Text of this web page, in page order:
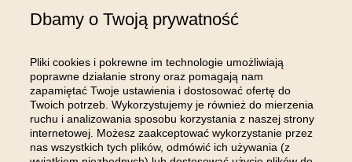
NEWSLETTER
Dbamy o Twoją prywatność
Pliki cookies i pokrewne im technologie umożliwiają
poprawne działanie strony oraz pomagają nam
zapamiętać Twoje ustawienia i dostosować ofertę do
Twoich potrzeb. Wykorzystujemy je również do mierzenia
ruchu i analizowania sposobu korzystania z naszej strony
internetowej. Możesz zaakceptować wykorzystanie przez
nas wszystkich tych plików, odmówić ich używania (z